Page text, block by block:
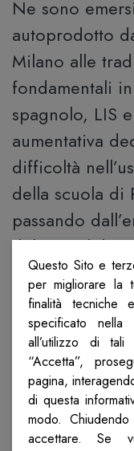
Ne sono
autoprodotto
Milano alle
fondamentali
spagnolo, LIS
aumentativa
difficoltà
della scuola di
passando
del voto del
della
Per non
arrivati sul
sul ruolo
riflessioni più
Questo Sito e
per migliorare la
finalità tecniche
specificato nella
all’utilizzo di tali
“Accetta”,
pagina,
di questa
modo.
accettare. Se